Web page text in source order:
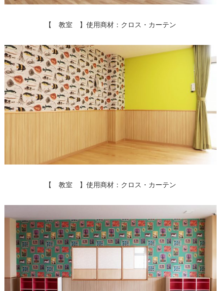
【 教室 】使用商材：クロス・カーテン
【 教室 】使用商材：クロス・カーテン